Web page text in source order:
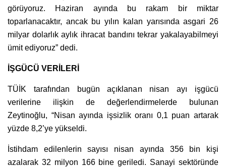
görüyoruz. Haziran ayında bu rakam bir miktar
toparlanacaktır, ancak bu yılın kalan yarısında asgari 26
milyar dolarlık aylık ihracat bandını tekrar yakalayabilmeyi
ümit ediyoruz” dedi.
İŞGÜCÜ VERİLERİ
TÜİK tarafından bugün açıklanan nisan ayı işgücü
verilerine ilişkin de değerlendirmelerde bulunan
Zeytinoğlu, “Nisan ayında işsizlik oranı 0,1 puan artarak
yüzde 8,2’ye yükseldi.
İstihdam edilenlerin sayısı nisan ayında 356 bin kişi
azalarak 32 milyon 166 bine geriledi. Sanayi sektöründe